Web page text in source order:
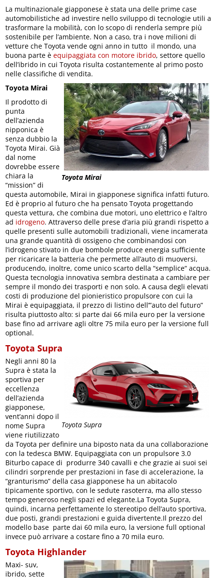
La multinazionale giapponese è stata una delle prime case
automobilistiche ad investire nello sviluppo di tecnologie utili a
trasformare la mobilità, con lo scopo di renderla sempre più
sostenibile per l’ambiente. Non a caso, tra i nove milioni di
vetture che Toyota vende ogni anno in tutto il mondo, una
buona parte èequipaggiata con motore ibrido, settore quello
dell’ibrido in cui Toyota risulta costantemente al primo posto
nelle classifiche di vendita.
Toyota Mirai
Toyota Mirai
Il prodotto di
punta
dell’azienda
nipponica è
senza dubbio la
Toyota Mirai. Già
dal nome
dovrebbe essere
chiara la
“mission” di
questa automobile, Mirai in giapponese significa infatti futuro.
Ed è proprio al futuro che ha pensato Toyota progettando
questa vettura, che combina due motori, uno elettrico e l’altro
ad idrogeno. Attraverso delle prese d’aria più grandi rispetto a
quelle presenti sulle automobili tradizionali, viene incamerata
una grande quantità di ossigeno che combinandosi con
l’idrogeno stivato in due bombole produce energia sufficiente
per ricaricare la batteria che permette all’auto di muoversi,
producendo, inoltre, come unico scarto della “semplice“ acqua.
Questa tecnologia innovativa sembra destinata a cambiare per
sempre il mondo dei trasporti e non solo. A causa degli elevati
costi di produzione del pionieristico propulsore con cui la
Mirai è equipaggiata, il prezzo di listino dell’”auto del futuro”
risulta piuttosto alto: si parte dai 66 mila euro per la versione
base fino ad arrivare agli oltre 75 mila euro per la versione full
optional.
Toyota Supra
Toyota Supra
Negli anni 80 la
Supra è stata la
sportiva per
eccellenza
dell’azienda
giapponese,
vent’anni dopo il
nome Supra
viene riutilizzato
da Toyota per definire una biposto nata da una collaborazione
con la tedesca BMW. Equipaggiata con un propulsore 3.0
Biturbo capace di produrre 340 cavalli e che grazie ai suoi sei
cilindri sorprende per prestazioni in fase di accelerazione, la
“granturismo” della casa giapponese ha un abitacolo
tipicamente sportivo, con le sedute rasoterra, ma allo stesso
tempo generoso negli spazi ed elegante.La Toyota Supra,
quindi, incarna perfettamente lo stereotipo dell’auto sportiva,
due posti, grandi prestazioni e guida divertente.Il prezzo del
modello base parte dai 60 mila euro, la versione full optional
invece può arrivare a costare fino a 70 mila euro.
Toyota Highlander
Maxi- suv,
ibrido, sette